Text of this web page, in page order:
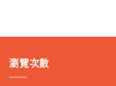
瀏覽次數